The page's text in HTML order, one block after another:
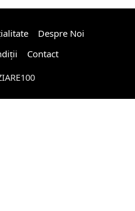
Despre Noi
Contact